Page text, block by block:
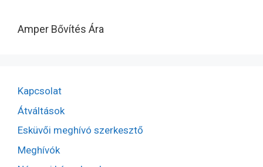
Amper Bővítés Ára
Kapcsolat
Átváltások
Esküvői meghívó szerkesztő
Meghívók